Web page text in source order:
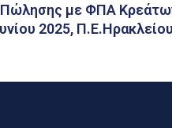
Πώλησης με ΦΠΑ
2025, Π.Ε.Ηρακλείου